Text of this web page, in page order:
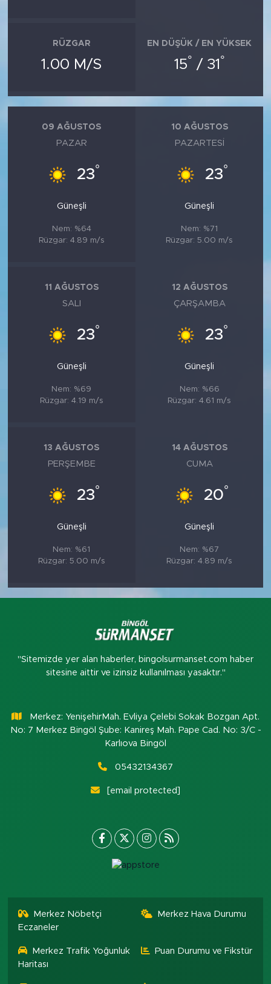
RÜZGAR
1.00 M/S
EN DÜŞÜK / EN YÜKSEK
15° / 31 °
09 AĞUSTOS
PAZAR
23°
Güneşli
Nem: %64
Rüzgar: 4.89 m/s
10 AĞUSTOS
PAZARTESI
23°
Güneşli
Nem: %71
Rüzgar: 5.00 m/s
11 AĞUSTOS
SALI
23°
Güneşli
Nem: %69
Rüzgar: 4.19 m/s
12 AĞUSTOS
ÇARŞAMBA
23°
Güneşli
Nem: %66
Rüzgar: 4.61 m/s
13 AĞUSTOS
PERŞEMBE
23°
Güneşli
Nem: %61
Rüzgar: 5.00 m/s
14 AĞUSTOS
CUMA
20°
Güneşli
Nem: %67
Rüzgar: 4.89 m/s
"Sitemizde yer alan haberler, bingolsurmanset.com haber
sitesine aittir ve izinsiz kullanılması yasaktır."
Merkez: YenişehirMah. Evliya Çelebi Sokak Bozgan Apt.
No: 7 Merkez Bingöl Şube: Kanireş Mah. Pape Cad. No: 3/C -
Karlıova Bingöl
05432134367
[email protected]
Merkez Nöbetçi
Eczaneler
Merkez Hava Durumu
Merkez Trafik Yoğunluk
Haritası
Puan Durumu ve Fikstür